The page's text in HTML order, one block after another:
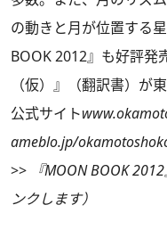
の動きと月が位置する
BOOK 2012』も好評発
（仮）』（翻訳書）が
公式サイト
ameblo.jp/
>>
『MOON BOOK
ンクします）